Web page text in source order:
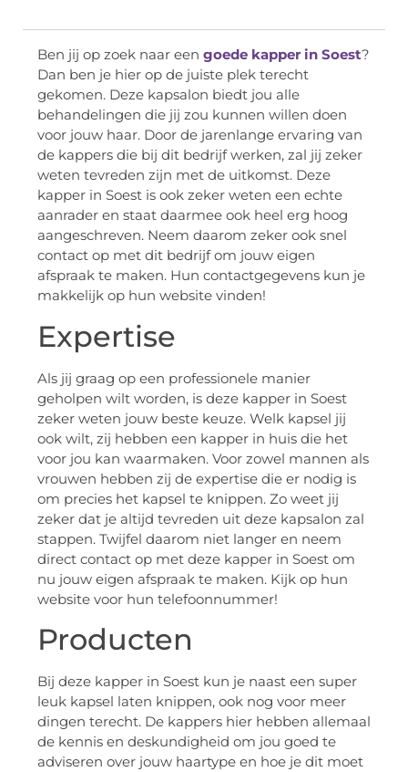
Ben jij op zoek naar een goede kapper in Soest?
Dan ben je hier op de juiste plek terecht
gekomen. Deze kapsalon biedt jou alle
behandelingen die jij zou kunnen willen doen
voor jouw haar. Door de jarenlange ervaring van
de kappers die bij dit bedrijf werken, zal jij zeker
weten tevreden zijn met de uitkomst. Deze
kapper in Soest is ook zeker weten een echte
aanrader en staat daarmee ook heel erg hoog
aangeschreven. Neem daarom zeker ook snel
contact op met dit bedrijf om jouw eigen
afspraak te maken. Hun contactgegevens kun je
makkelijk op hun website vinden!
Expertise
Als jij graag op een professionele manier
geholpen wilt worden, is deze kapper in Soest
zeker weten jouw beste keuze. Welk kapsel jij
ook wilt, zij hebben een kapper in huis die het
voor jou kan waarmaken. Voor zowel mannen als
vrouwen hebben zij de expertise die er nodig is
om precies het kapsel te knippen. Zo weet jij
zeker dat je altijd tevreden uit deze kapsalon zal
stappen. Twijfel daarom niet langer en neem
direct contact op met deze kapper in Soest om
nu jouw eigen afspraak te maken. Kijk op hun
website voor hun telefoonnummer!
Producten
Bij deze kapper in Soest kun je naast een super
leuk kapsel laten knippen, ook nog voor meer
dingen terecht. De kappers hier hebben allemaal
de kennis en deskundigheid om jou goed te
adviseren over jouw haartype en hoe je dit moet